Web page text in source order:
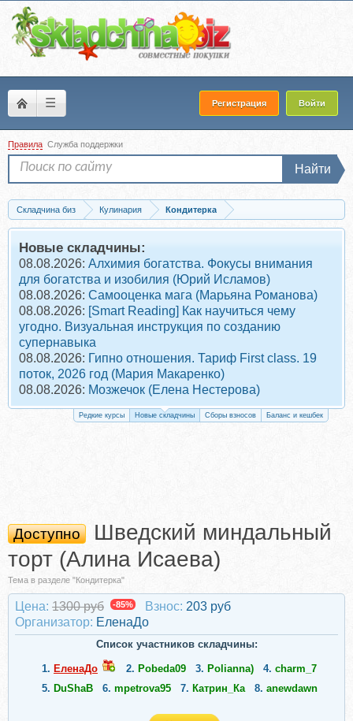
☰ Регистрация Войти
Правила Служба поддержки
Найти
Складчина биз Кулинария
Кондитерка
Скачать Шведский миндальный торт (Алина Исаева)
Новые складчины:
08.08.2026: Алхимия богатства. Фокусы внимания
для богатства и изобилия (Юрий Исламов)
08.08.2026: Самооценка мага (Марьяна Романова)
08.08.2026: [Smart Reading] Как научиться чему
угодно. Визуальная инструкция по созданию
супернавыка
08.08.2026: Гипно отношения. Тариф First class. 19
поток, 2026 год (Мария Макаренко)
08.08.2026: Мозжечок (Елена Нестерова)
Редкие курсы Новые складчины Сборы взносов Баланс и кешбек
Доступно
Шведский миндальный
торт (Алина Исаева)
Тема в разделе "Кондитерка"
Цена: 1300 руб -85% Взнос: 203 руб
Организатор: ЕленаДо
Список участников складчины:
1. ЕленаДо 2. Pobeda09 3. Polianna) 4. charm_7
5. DuShaB 6. mpetrova95 7. Катрин_Ка 8. anewdawn